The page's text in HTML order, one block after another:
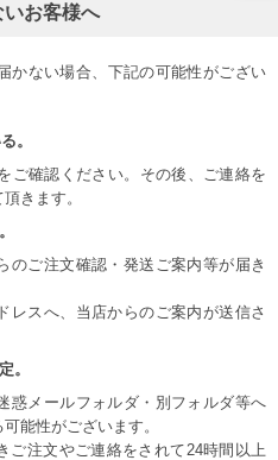
お客様へ
かない場合、下記の可能性がござい
。
ご確認ください。その後、ご連絡を
きます。
のご注文確認・発送ご案内等が届き
レスへ、当店からのご案内が送信さ
。
惑メールフォルダ・別フォルダ等へ
能性がございます。
ご注文やご連絡をされて24時間以上